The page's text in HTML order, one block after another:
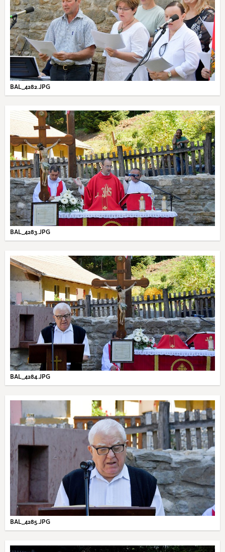
BAL_4282.JPG
BAL_4283.JPG
BAL_4284.JPG
BAL_4285.JPG